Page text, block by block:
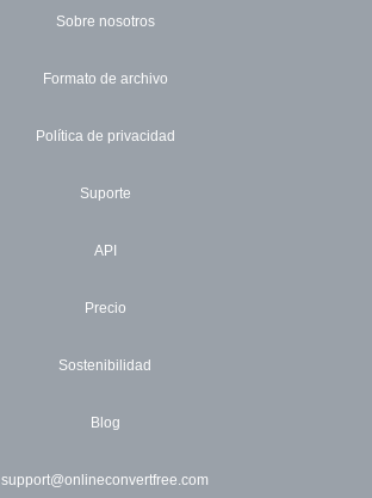
Sobre nosotros
Formato de archivo
Política de privacidad
Suporte
API
Precio
Sostenibilidad
Blog
support@onlineconvertfree.com